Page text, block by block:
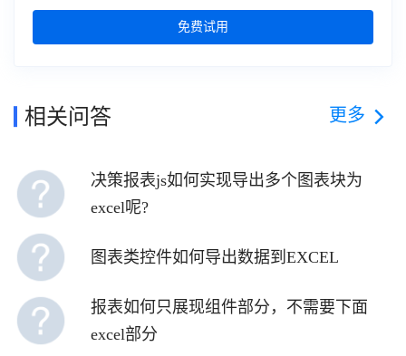
免费试用
相关问答 更多
决策报表js如何实现导出多个图表块为
excel呢?
图表类控件如何导出数据到EXCEL
报表如何只展现组件部分，不需要下面
excel部分